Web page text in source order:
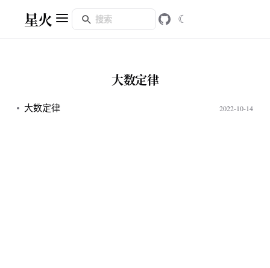
星火 ☾
大数定律
大数定律 2022-10-14